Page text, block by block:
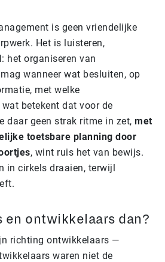
is geen vriendelijke
Het is luisteren,
het organiseren van
wanneer wat besluiten, op
met welke
betekent dat voor de
daar geen strak ritme in zet, met
toetsbare planning door
, wint ruis het van bewijs.
in cirkels draaien, terwijl
en ontwikkelaars dan?
richting ontwikkelaars —
waren niet de